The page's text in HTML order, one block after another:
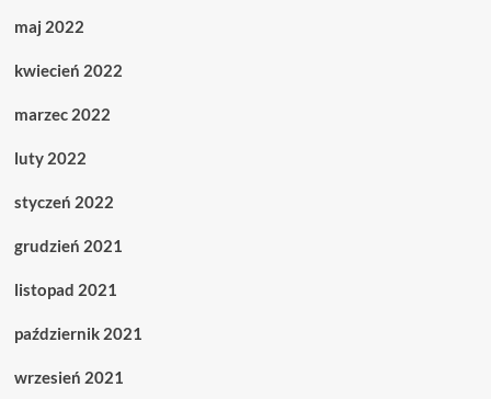
maj 2022
kwiecień 2022
marzec 2022
luty 2022
styczeń 2022
grudzień 2021
listopad 2021
październik 2021
wrzesień 2021